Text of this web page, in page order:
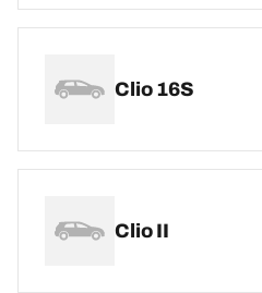
Clio 16S
Clio II